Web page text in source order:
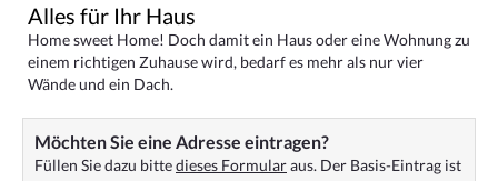
Alles für Ihr Haus
Home sweet Home! Doch damit ein Haus oder eine Wohnung zu
einem richtigen Zuhause wird, bedarf es mehr als nur vier
Wände und ein Dach.
Möchten Sie eine Adresse eintragen?
Füllen Sie dazu bittedieses Formularaus. Der Basis-Eintrag ist